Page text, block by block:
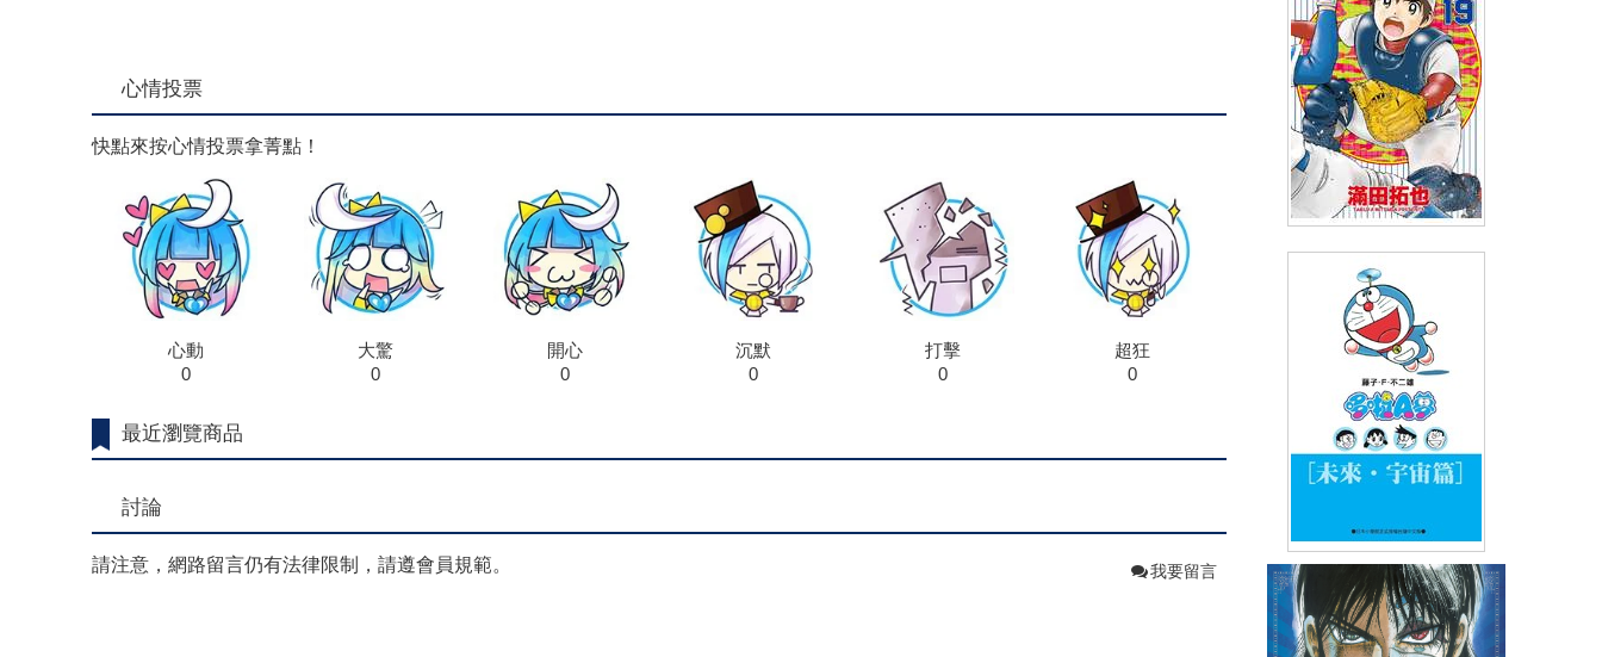
心情投票
快點來按心情投票拿菁點！
心動
0
大驚
0
開心
0
沉默
0
打擊
0
超狂
0
最近瀏覽商品
討論
請注意，網路留言仍有法律限制，請遵會員規範。 我要留言
91折 NT$90 (
哆啦A夢文庫版(02)未來宇宙篇
NT$100 90折 NT$90 (USD2.99)